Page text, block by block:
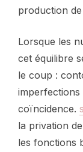
production de
Lorsque les
cet équilibre
le coup :
imperfections
coïncidence.
la privation
les fonctions